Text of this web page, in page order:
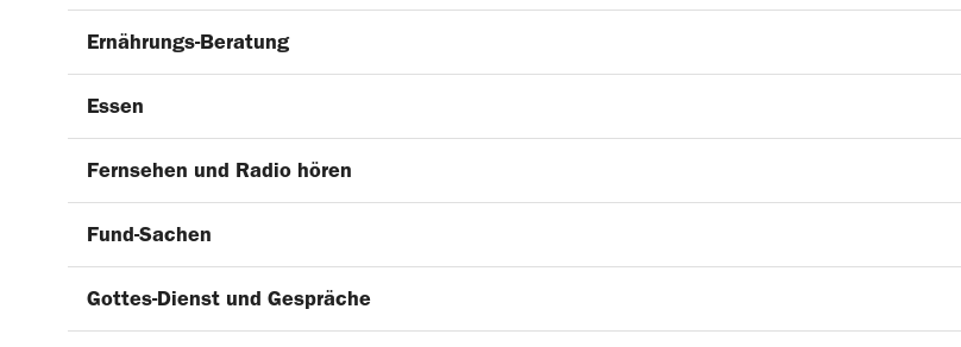
Ernährungs-Beratung
Essen
Fernsehen und Radio hören
Fund-Sachen
Gottes-Dienst und Gespräche